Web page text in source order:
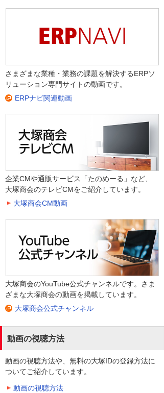
さまざまな業種・業務の課題を解決するERPソ
リューション専門サイトの動画です。
ERPナビ関連動画
企業CMや通販サービス「たのめーる」など、
大塚商会のテレビCMをご紹介しています。
大塚商会CM動画
大塚商会のYouTube公式チャンネルです。さま
ざまな大塚商会の動画を掲載しています。
大塚商会公式チャンネル
動画の視聴方法
動画の視聴方法や、無料の大塚IDの登録方法に
ついてご紹介しています。
動画の視聴方法